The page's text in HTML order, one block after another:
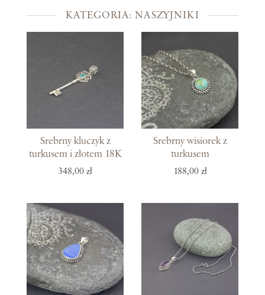
KATEGORIA: NASZYJNIKI
Srebrny kluczyk z
turkusem i złotem 18K
348,00 zł
Srebrny wisiorek z
turkusem
188,00 zł